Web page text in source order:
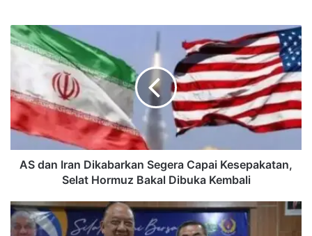
AS
dan
Dikabarkan
Segera
Capai
Kesepakatan,
Selat
Hormuz
Bakal
AS dan Iran Dikabarkan Segera Capai Kesepakatan,
Selat Hormuz Bakal Dibuka Kembali
Dukungan
KONI